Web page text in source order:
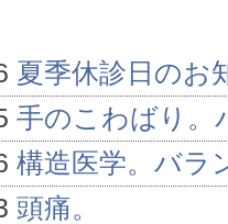
夏季休診日のお
手のこわばり。
構造医学。バラ
頭痛。